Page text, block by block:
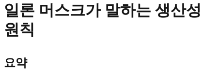
일론 머스크가 말하는 생산성
원칙
요약